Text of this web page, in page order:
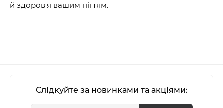
й здоров'я вашим нігтям.
Слідкуйте за новинками та акціями: